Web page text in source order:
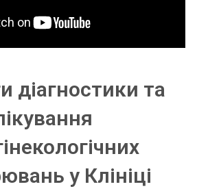
діагностики та
у Клініці